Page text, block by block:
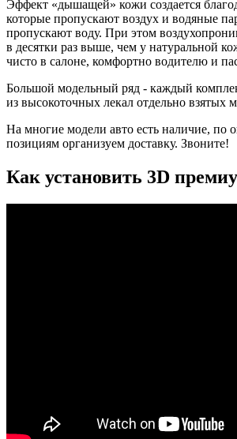
Эффект «дышащей» кожи создается
которые пропускают воздух и водяные
пропускают воду. При этом
в десятки раз выше, чем у натуральной
чисто в салоне, комфортно водителю и
Большой модельный ряд - каждый
из высокоточных лекал отдельно взятых
На многие модели авто есть наличие, по
позициям организуем доставку. Звоните!
Как установить 3D